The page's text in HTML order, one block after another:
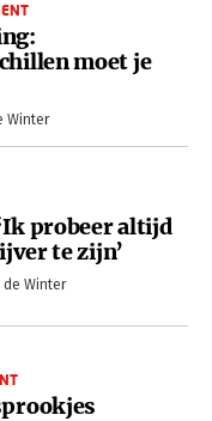
moet je
Winter
probeer altijd
te zijn’
de Winter